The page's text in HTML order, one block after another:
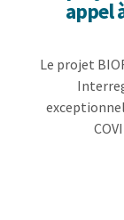
appel
Le projet